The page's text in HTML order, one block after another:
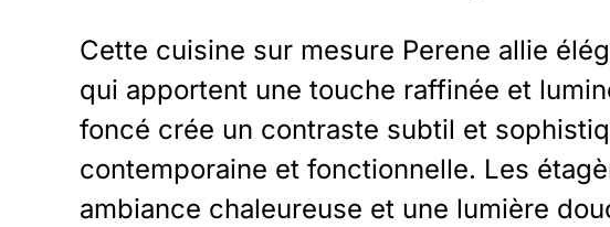
Cette cuisine sur mesure Perene allie
qui apportent une touche raffinée et
foncé crée un contraste subtil et
contemporaine et fonctionnelle. Les
ambiance chaleureuse et une lumière